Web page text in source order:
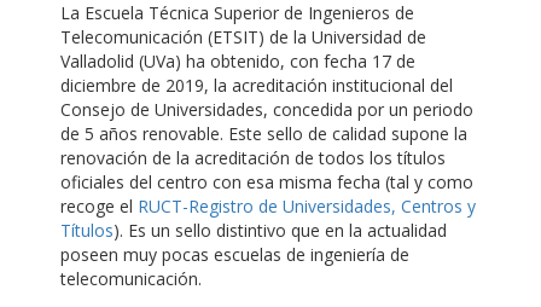
La Escuela Técnica Superior de Ingenieros de
Telecomunicación (ETSIT) de la Universidad de
Valladolid (UVa) ha obtenido, con fecha 17 de
diciembre de 2019, la acreditación institucional del
Consejo de Universidades, concedida por un periodo
de 5 años renovable. Este sello de calidad supone la
renovación de la acreditación de todos los títulos
oficiales del centro con esa misma fecha (tal y como
recoge el RUCT-Registro de Universidades, Centros y
Títulos). Es un sello distintivo que en la actualidad
poseen muy pocas escuelas de ingeniería de
telecomunicación.